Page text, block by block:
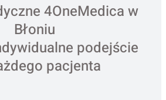
4OneMedica w
Błoniu
podejście
pacjenta